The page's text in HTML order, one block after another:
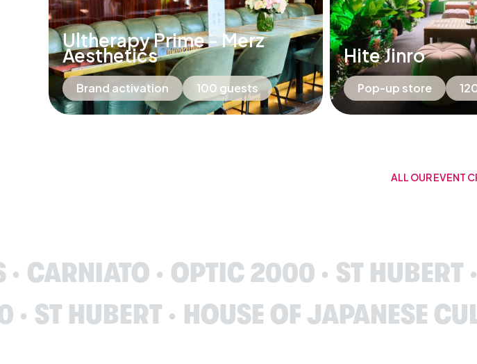
Ultherapy Prime - Merz
Aesthetics
Brand activation 100 guests
Hite Jinro
Pop-up store
ALL OUR EVENT
2000 ST HUBERT HOUSE OF
CULTURE
SANOFI UNBOXING KOREA